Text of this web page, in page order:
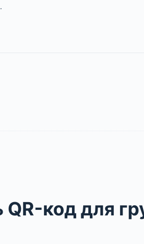
QR-код для